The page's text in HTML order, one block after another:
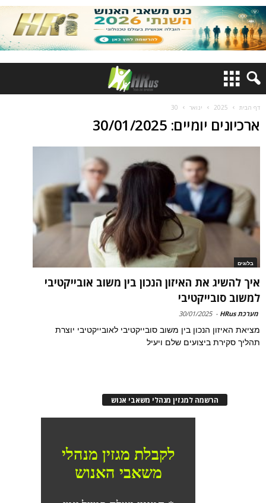
דף הבית 2025 ינואר 30
ארכיונים יומיים: 30/01/2025
בלוגים
איך להשיג את האיזון הנכון בין משוב אובייקטיבי
למשוב סובייקטיבי
מערכת HRus -
30/01/2025
מציאת האיזון הנכון בין משוב סובייקטיבי לאובייקטיבי יוצרת
תהליך סקירת ביצועים שלם ויעיל
הרשמה למגזין מנהלי משאבי אנוש